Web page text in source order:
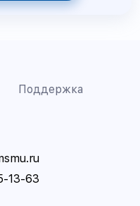
Поддержка
13-63